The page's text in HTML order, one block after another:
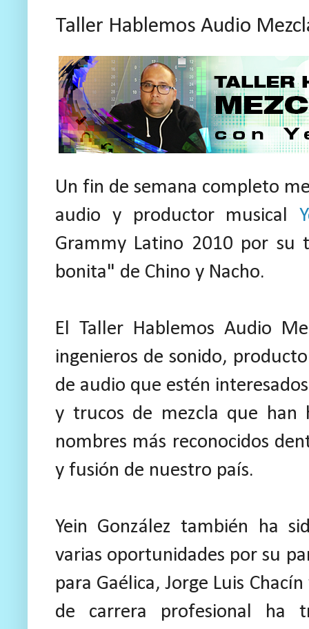
Taller Hablemos Audio
Un fin de semana completo
audio y productor musical
Grammy Latino 2010 por su
bonita" de Chino y Nacho.
El Taller Hablemos Audio
ingenieros de sonido,
de audio que estén
y trucos de mezcla que han
nombres más reconocidos
y fusión de nuestro país.
Yein González también ha
varias oportunidades por su
para Gaélica, Jorge Luis
de carrera profesional ha